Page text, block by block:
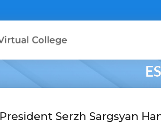
President Serzh Sargsyan